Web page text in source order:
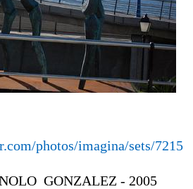
photos/imagina/sets/
GONZALEZ - 2005